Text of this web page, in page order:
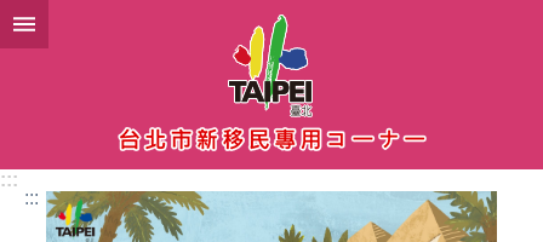
メインコンテンツブロックにスキップ
:::
:::